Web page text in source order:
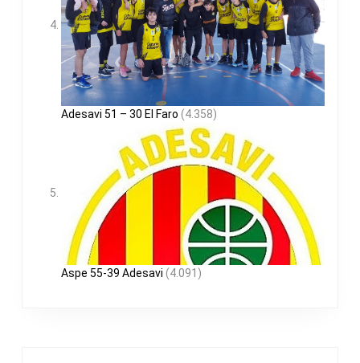
Adesavi 51 – 30 El Faro (4.358)
Aspe 55-39 Adesavi (4.091)